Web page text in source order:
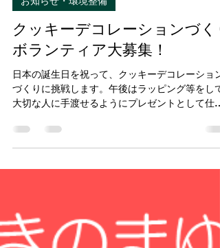
お知らせ・環境整備
クッキーデコレーションづく
ボランティア大募集！
日本の誕生日を祝って、クッキーデコレーション
づくりに挑戦します。午後はラッピング等をして
大切な人に手渡せるようにプレゼントとして仕上
んか？午前だけ、午後だけでも大丈夫です。 気
朝の会、予定の確認 10：30～クッキーデコレー
ョンづくり 12：00～お昼ご飯 13：30～ラッピン
グ・メッセージカードづくり 14：30～おとのは